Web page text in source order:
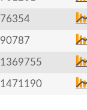
76354
90787
1369755
1471190